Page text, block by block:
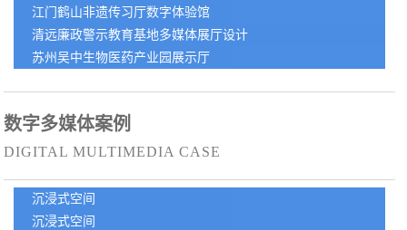
江门鹤山非遗传习厅数字体验馆
清远廉政警示教育基地多媒体展厅设计
苏州吴中生物医药产业园展示厅
数字多媒体案例
DIGITAL MULTIMEDIA CASE
沉浸式空间
沉浸式空间